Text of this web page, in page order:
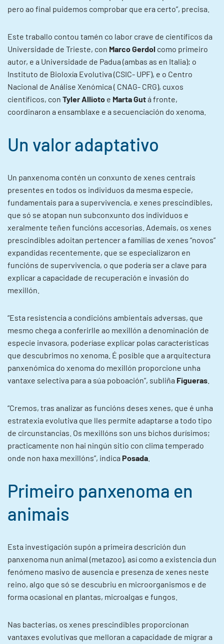
pero ao final puidemos comprobar que era certo”, precisa.
Este traballo contou tamén co labor crave de científicos da
Universidade de Trieste, con Marco Gerdol como primeiro
autor, e a Universidade de Padua (ambas as en Italia); o
Instituto de Bioloxía Evolutiva (CSIC- UPF), e o Centro
Nacional de Análise Xenómica ( CNAG- CRG), cuxos
científicos, con Tyler Allioto e Marta Gutá fronte,
coordinaron a ensamblaxe e a secuenciación do xenoma.
Un valor adaptativo
Un panxenoma contén un conxunto de xenes centrais
presentes en todos os individuos da mesma especie,
fundamentais para a supervivencia, e xenes prescindibles,
que só se atopan nun subconxunto dos individuos e
xeralmente teñen funcións accesorias. Ademais, os xenes
prescindibles adoitan pertencer a familias de xenes “novos”
expandidas recentemente, que se especializaron en
funcións de supervivencia, o que podería ser a clave para
explicar a capacidade de recuperación e invasión do
mexillón.
“Esta resistencia a condicións ambientais adversas, que
mesmo chega a conferirlle ao mexillón a denominación de
especie invasora, poderíase explicar polas características
que descubrimos no xenoma. É posible que a arquitectura
panxenómica do xenoma do mexillón proporcione unha
vantaxe selectiva para a súa poboación”, subliña Figueras
“Cremos, tras analizar as funcións deses xenes, que é unha
estratexia evolutiva que lles permite adaptarse a todo tipo
de circunstancias. Os mexillóns son uns bichos durísimos;
practicamente non hai ningún sitio con clima temperado
onde non haxa mexillóns”, indica Posada
Primeiro panxenoma en
animais
Esta investigación supón a primeira descrición dun
panxenoma nun animal (metazoo), así como a existencia dun
fenómeno masivo de ausencia e presenza de xenes neste
reino, algo que só se descubriu en microorganismos e de
forma ocasional en plantas, microalgas e fungos.
Nas bacterias, os xenes prescindibles proporcionan
vantaxes evolutivas que melloran a capacidade de migrar a